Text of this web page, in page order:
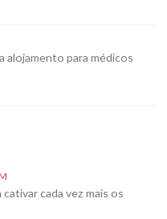
alojamento para médicos
cada vez mais os